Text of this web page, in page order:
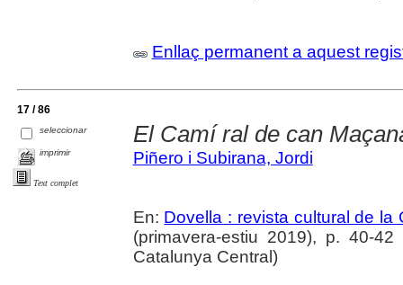
Enllaç permanent a aquest
17 / 86
seleccionar
imprimir
Text complet
El Camí ral de can
Piñero i Subirana, Jordi
En: Dovella : revista cultural de la
(primavera-estiu 2019), p. 40-
Catalunya Central)